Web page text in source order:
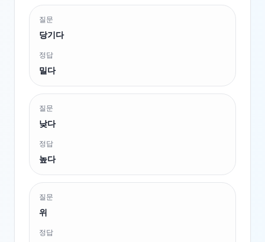
질문
당기다
정답
밀다
질문
낮다
정답
높다
질문
위
정답